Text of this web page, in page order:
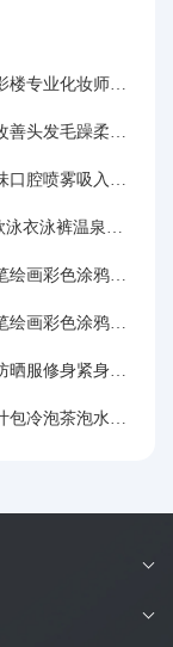
现代婚纱彩妆美容院工作室化妆师化妆台影楼专业化妆师专用梳妆台
护发精油女防毛躁柔顺修复干枯持久留香改善头发毛躁柔顺剂神器
天目山电子雾化器薄荷提神醒脑一体式果味口腔喷雾吸入式戒烟神器
Speedo/速比涛 汪顺同款新升级黑标5.0男款泳衣泳裤温泉游泳套装
丙烯马克笔学生儿童美术专用可水洗水彩笔绘画彩色涂鸦画笔不透色可叠色防水手绘diy丙烯颜料笔水性填色笔
丙烯马克笔学生儿童美术专用可水洗水彩笔绘画彩色涂鸦画笔不透色可叠色防水手绘diy丙烯颜料笔水性填色笔
粉色冰丝防晒衣女款夏薄款户外防紫外线防晒服修身紧身短外套上衣
蜜桃乌龙茶包组合白桃水果茶小包袋装茶叶包冷泡茶泡水喝的东西